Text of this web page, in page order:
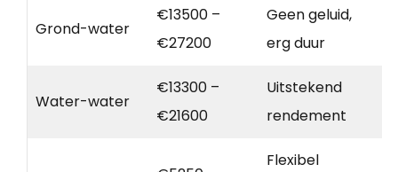
Grond-water
€13500 –
€27200
Geen geluid,
erg duur
Water-water
€13300 –
€21600
Uitstekend
rendement
Flexibel